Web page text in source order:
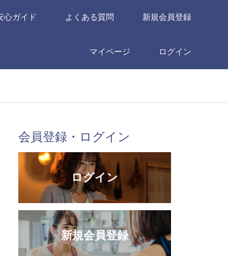
心ガイド よくある質問 新規会員登録
マイページ ログイン
会員登録・ログイン
ログイン
新規会員登録